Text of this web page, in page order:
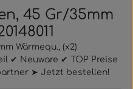
45 Gr/35mm
Wärmequ., (x2)
✔ Neuware ✔ TOP Preise
➤ Jetzt bestellen!